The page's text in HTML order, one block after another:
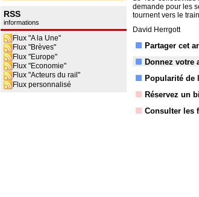
RSS
informations
Flux "A la Une"
Flux "Brèves"
Flux "Europe"
Flux "Economie"
Flux "Acteurs du rail"
Flux personnalisé
demande pour les
tournent vers le
David Herrgott
Partager cet
Donnez votre
Popularité de
Réservez un
Consulter les